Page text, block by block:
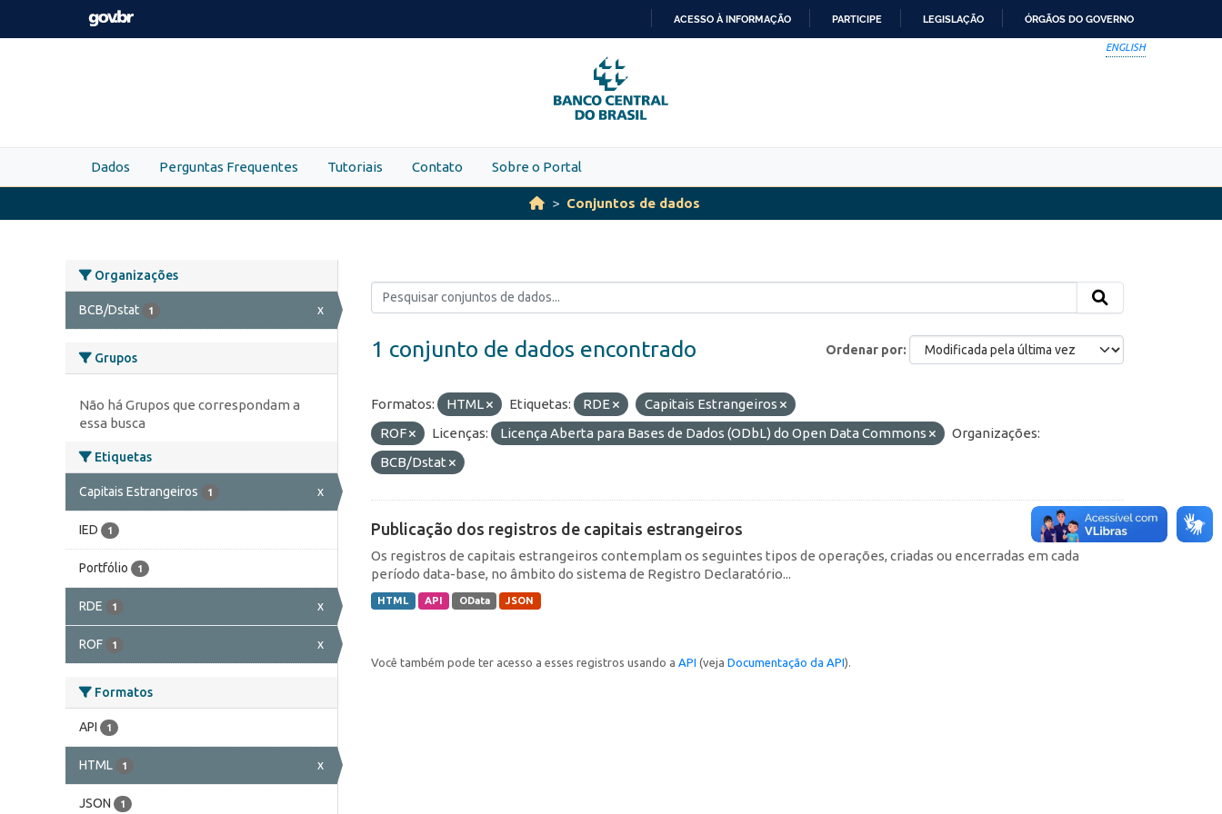
Skip to main content
PARA
O
CONTEÚDO
ACESSO À INFORMAÇÃO PARTICIPE LEGISLAÇÃO ÓRGÃOS DO GOVERNO
ENGLISH
Dados Perguntas Frequentes Tutoriais Contato Sobre o Portal
Conjuntos de dados
Organizações
BCB/Dstat 1 x
Grupos
Não há Grupos que correspondam a
essa busca
Etiquetas
Capitais Estrangeiros 1 x
IED 1
Portfólio 1
RDE 1 x
ROF 1 x
Formatos
API 1
HTML 1 x
JSON 1
Ordenar por
1 conjunto de dados encontrado
Formatos: HTML Etiquetas: RDE
Capitais Estrangeiros
ROF
Licenças: Licença Aberta para Bases de Dados (ODbL) do Open Data Commons
Organizações:
BCB/Dstat
Publicação dos registros de capitais estrangeiros
Os registros de capitais estrangeiros contemplam os seguintes tipos de operações, criadas ou encerradas em cada
período data-base, no âmbito do sistema de Registro Declaratório...
HTML API OData JSON
Você também pode ter acesso a esses registros usando a API (veja Documentação da API).